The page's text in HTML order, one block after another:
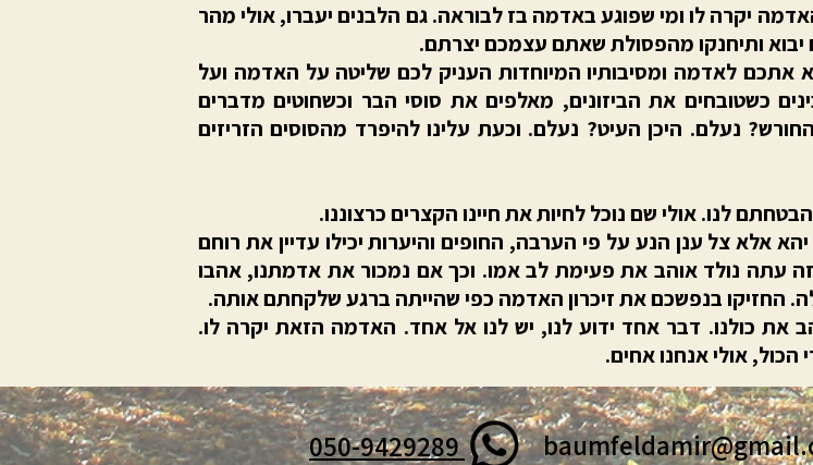
יקרה לו ומי שפוגע באדמה בז לבוראה. גם הלבנים יעברו, אולי מהר
יבוא ותיחנקו מהפסולת שאתם עצמכם יצרתם.
אתכם לאדמה ומסיבותיו המיוחדות העניק לכם שליטה על האדמה ועל
כשטובחים את הביזונים, מאלפים את סוסי הבר וכשחוטים מדברים
נעלם. היכן העיט? נעלם. וכעת עלינו להיפרד מהסוסים הזריזים
לנו. אולי שם נוכל לחיות את חיינו הקצרים כרצוננו.
אלא צל ענן הנע על פי הערבה, החופים והיערות יכילו עדיין את רוחם
עתה נולד אוהב את פעימת לב אמו. וכך אם נמכור את אדמתנו, אהבו
החזיקו בנפשכם את זיכרון האדמה כפי שהייתה ברגע שלקחתם אותה.
את כולנו. דבר אחד ידוע לנו, יש לנו אל אחד. האדמה הזאת יקרה לו.
אולי אנחנו אחים.
050-9429289